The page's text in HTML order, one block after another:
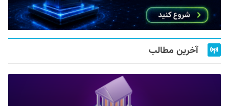
آخرین مطالب